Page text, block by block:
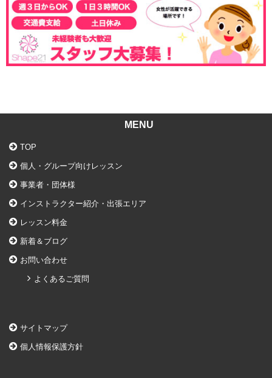
MENU
TOP
個人・グループ向けレッスン
事業者・団体様
インストラクター紹介・出張エリア
レッスン料金
新着＆ブログ
お問い合わせ
よくあるご質問
サイトマップ
個人情報保護方針